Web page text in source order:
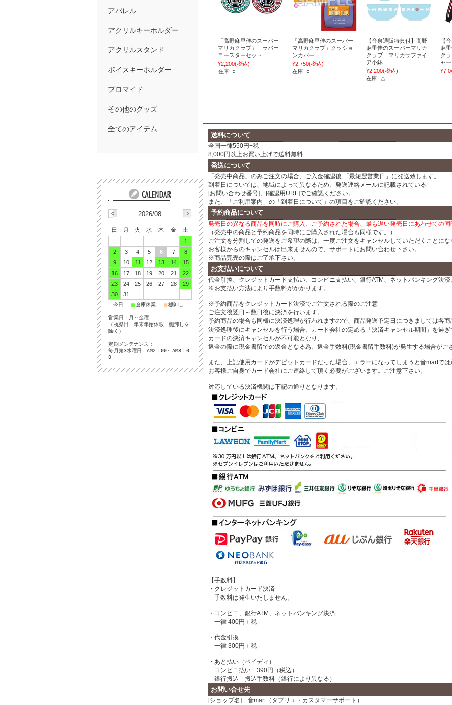
「高野麻里佳のスーパー
マリカクラブ」 ラバー
コースターセット
¥2,200(税込)
在庫 ○
「高野麻里佳のスーパー
マリカクラブ」クッショ
ンカバー
¥2,750(税込)
在庫 ○
【音泉通販特典付】高野
麻里佳のスーパーマリカ
クラブ マリカサファイ
ア小鉢
¥2,200(税込)
在庫 △
【
麻
ク
ャ
送料について
全国一律550円+税
8,000円以上お買い上げで送料無料
発送について
「発売中商品」のみご注文の場合、ご入金確認後 「最短翌営業日」に発送致します。
到着日については、地域によって異なるため、発送連絡メールに記載されている
[お問い合わせ番号]、[確認用URL]でご確認ください。
また、「ご利用案内」の「到着日について」の項目をご確認ください。
予約商品について
発売日の異なる商品を同時にご購入、ご予約された場合、最も遅い発売日にあわせての同
（発売中の商品と予約商品を同時にご購入された場合も同様です。）
ご注文を分割しての発送をご希望の際は、一度ご注文をキャンセルしていただくことにな
お客様からのキャンセルは出来ませんので、サポートにお問い合わせ下さい。
※商品完売の際はご了承下さい。
お支払いについて
代金引換、クレジットカード支払い、コンビニ支払い、銀行ATM、ネットバンキング決
※お支払い方法により手数料がかかります。
※予約商品をクレジットカード決済でご注文される際のご注意
ご注文後翌日～数日後に決済を行います。
予約商品の場合も同様に決済処理が行われますので、商品発送予定日につきましては各商
決済処理後にキャンセルを行う場合、カード会社の定める「決済キャンセル期間」を過ぎ
カードの決済キャンセルが不可能となり、
返金の際に現金書留での返金となる為、返金手数料(現金書留手数料)が発生する場合がご
また、上記使用カードがデビットカードだった場合、エラーになってしまうと音martでは
お客様ご自身でカード会社にご連絡して頂く必要がございます。ご注意下さい。
対応している決済機関は下記の通りとなります。
【手数料】
・クレジットカード決済
手数料は発生いたしません。
・コンビニ、銀行ATM、ネットバンキング決済
一律 400円＋税
・代金引換
一律 300円＋税
・あと払い（ペイディ）
コンビニ払い 390円（税込）
銀行振込 振込手数料（銀行により異なる）
お問い合せ先
[ショップ名] 音mart（タブリエ・カスタマーサポート）
アパレル
アクリルキーホルダー
アクリルスタンド
ボイスキーホルダー
ブロマイド
その他のグッズ
全てのアイテム
2026/08
日 月 火 水 木 金
土
1
2
3 4 5 6 7
8
9
10 11 12 13 14
15
16
17 18 19 20 21
22
23
24 25 26 27 28
29
30
31
今日 ■倉庫休業 ■棚卸し
営業日：月～金曜
（祝祭日、年末年始休暇、棚卸しを
除く）
定期メンテナンス：
毎月第3水曜日 AM2：00～AM8：0
0